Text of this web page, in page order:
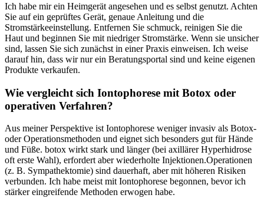
Ich habe ⁤mir ein Heimgerät⁤ angesehen und​ es selbst genutzt. Achten
Sie ⁢auf ein‌ geprüftes Gerät, genaue Anleitung und die
Stromstärkeeinstellung. ‍Entfernen Sie schmuck, ‌reinigen Sie die
Haut und beginnen Sie mit niedriger Stromstärke. Wenn sie⁣ unsicher
sind, lassen​ Sie sich zunächst in einer Praxis einweisen. Ich ​weise
darauf ⁢hin, dass wir nur ein Beratungsportal sind und keine‌ eigenen
Produkte verkaufen.
Wie vergleicht sich Iontophorese mit Botox oder
‌operativen Verfahren?
Aus‍ meiner Perspektive ist Iontophorese weniger⁤ invasiv als Botox-
oder Operationsmethoden und eignet sich besonders gut für Hände
⁢und Füße. botox wirkt ⁢stark und länger (bei axillärer Hyperhidrose
oft erste Wahl), erfordert aber wiederholte Injektionen.Operationen
(z. B. Sympathektomie)‌ sind ⁢dauerhaft, aber mit höheren Risiken
‍verbunden. ​Ich habe⁤ meist mit Iontophorese begonnen, bevor ich
stärker eingreifende Methoden erwogen habe.